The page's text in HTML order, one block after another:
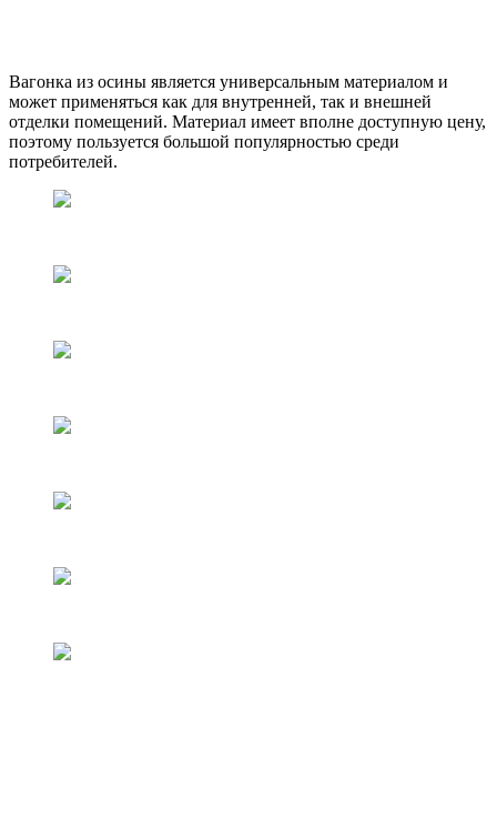
Вагонка из осины является универсальным материалом и
может применяться как для внутренней, так и внешней
отделки помещений. Материал имеет вполне доступную цену,
поэтому пользуется большой популярностью среди
потребителей.